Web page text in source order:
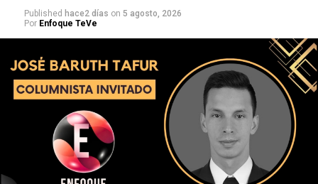
Published hace2 días on 5 agosto, 2026
Por Enfoque TeVe